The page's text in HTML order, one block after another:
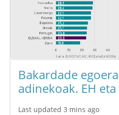
Bakardade
adinekoak. EH
Last updated 3 mins ago